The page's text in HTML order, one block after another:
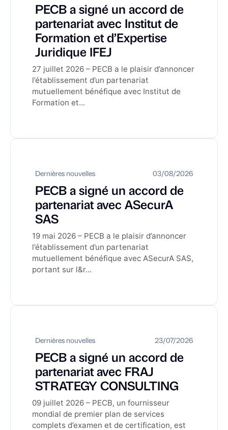
PECB a signé un accord de
partenariat avec Institut de
Formation et d’Expertise
Juridique IFEJ
27 juillet 2026 – PECB a le plaisir d’annoncer
l’établissement d’un partenariat
mutuellement bénéfique avec Institut de
Formation et...
Dernières nouvelles 03/08/2026
PECB a signé un accord de
partenariat avec ASecurA
SAS
19 mai 2026 – PECB a le plaisir d’annoncer
l’établissement d’un partenariat
mutuellement bénéfique avec ASecurA SAS,
portant sur l&r...
Dernières nouvelles 23/07/2026
PECB a signé un accord de
partenariat avec FRAJ
STRATEGY CONSULTING
09 juillet 2026 – PECB, un fournisseur
mondial de premier plan de services
complets d’examen et de certification, est